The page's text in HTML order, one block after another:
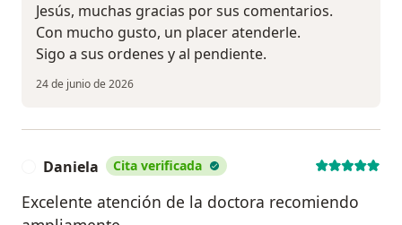
Jesús, muchas gracias por sus comentarios.
Con mucho gusto, un placer atenderle.
Sigo a sus ordenes y al pendiente.
24 de junio de 2026
Daniela Cita verificada
Excelente atención de la doctora recomiendo